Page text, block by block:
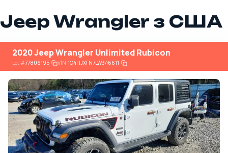
Jeep Wrangler з США
2020 Jeep Wrangler Unlimited Rubicon
Lot#77806195 VIN:1C4HJXFN7LW346611